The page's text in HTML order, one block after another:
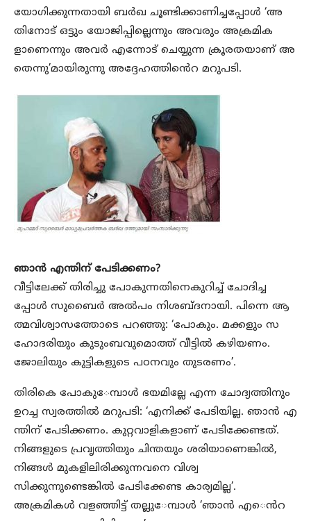
യോഗിക്കുന്നതായി ബർഖ ചൂണ്ടിക്കാണിച്ചപ്പോൾ ‘അ
തിനോട്​ ഒട്ടും യോജിപ്പില്ലെന്നും അവരും അക്രമിക
ളാണെന്നും അവർ എന്നോട്​ ചെയ്യുന്ന ക്രൂരതയാണ്​ അ
തെന്നു’മായിരുന്നു അദ്ദേഹത്തിൻെറ മറുപടി.
ഞാന്‍ എന്തിന് പേടിക്കണം?
വീട്ടിലേക്ക് തിരിച്ചു പോകുന്നതിനെകുറിച്ച്​ ചോദിച്ച
പ്പോൾ സുബൈർ അൽപം നിശബ്​ദനായി. പിന്നെ ആ
ത്മവിശ്വാസത്തോടെ പറഞ്ഞു: ‘പോകും. മക്കളും സ
ഹോദരിയും കുടുംബവുമൊത്ത്​ വീട്ടിൽ കഴിയണം.
ജോലിയും കുട്ടികളുടെ പഠനവും തുടരണം’.
തിരികെ പോകു​േമ്പാൾ ഭയമില്ലേ എന്ന ചോദ്യത്തിനും
ഉറച്ച സ്വരത്തിൽ മറുപടി:​ ‘എനിക്ക് പേടിയില്ല. ഞാന്‍ എ
ന്തിന് പേടിക്കണം. കുറ്റവാളികളാണ് പേടിക്കേണ്ടത്.
നിങ്ങളുടെ പ്രവൃത്തിയും ചിന്തയും ശരിയാണെങ്കില്‍,
നിങ്ങള്‍ മുകളിലിരിക്കുന്നവനെ വിശ്വ
സിക്കുന്നുണ്ടെങ്കില്‍ പേടിക്കേണ്ട കാര്യമില്ല’.
അക്രമികൾ വളഞ്ഞിട്ട്​ തല്ലു​േമ്പാൾ ‘ഞാന്‍ എ​​െൻറ